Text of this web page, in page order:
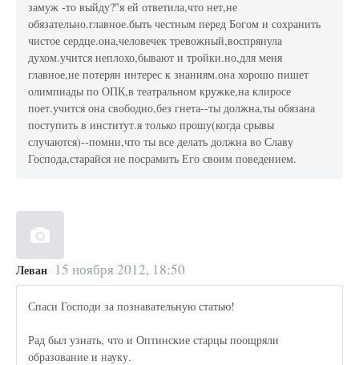
замуж -то выйду?"я ей ответила,что нет,не
обязательно.главное.быть честным перед Богом и сохранить
чистое сердце.она,человечек тревожный,воспрянула
духом.учится неплохо,бывают и тройки.но,для меня
главное,не потерян интерес к знаниям.она хорошо пишет
олимпиады по ОПК,в театральном кружке,на клиросе
поет.учится она свободно,без гнета--ты должна,ты обязана
поступить в институт.я только прошу(когда срывы
случаются)--помни,что ты все делать должна во Славу
Господа,старайся не посрамить Его своим поведением.
Леван 15 ноября 2012, 18:50
Спаси Господи за познавательную статью!
Рад был узнать, что и Оптинские старцы поощряли
образование и науку.